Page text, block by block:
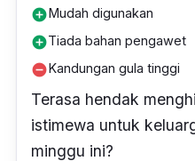
add_circleMudah digunakan
add_circleTiada bahan pengawet
remove_circleKandungan gula tinggi
Terasa hendak
istimewa untuk
minggu ini?